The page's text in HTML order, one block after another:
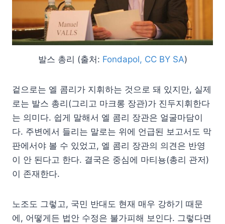
발스 총리 (출처: Fondapol, CC BY SA)
겉으로는 엘 콤리가 지휘하는 것으로 돼 있지만, 실제
로는 발스 총리(그리고 마크롱 장관)가 진두지휘한다
는 의미다. 쉽게 말해서 엘 콤리 장관은 얼굴마담이
다. 주변에서 들리는 말로는 위에 언급된 보고서도 막
판에서야 볼 수 있었고, 엘 콤리 장관의 의견은 반영
이 안 된다고 한다. 결국은 중심에 마티뇽(총리 관저)
이 존재한다.
노조도 그렇고, 국민 반대도 현재 매우 강하기 때문
에, 어떻게든 법안 수정은 불가피해 보인다. 그렇다면